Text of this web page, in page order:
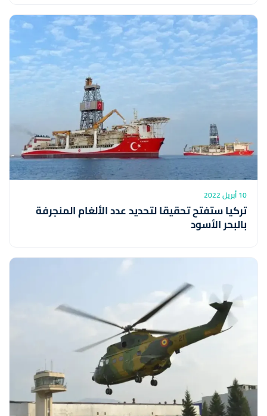
10 أبريل 2022
تركيا ستفتح تحقيقا لتحديد عدد الألغام المنجرفة
بالبحر الأسود